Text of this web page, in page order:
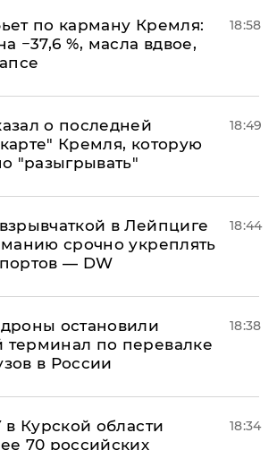
по карману Кремля:
−37,6 %, масла вдвое,
18:58
о последней
Кремля, которую
"разыгрывать"
18:49
в Лейпциге
срочно укреплять
— DW
18:44
остановили
по перевалке
в России
18:38
Курской области
70 российских
18:34